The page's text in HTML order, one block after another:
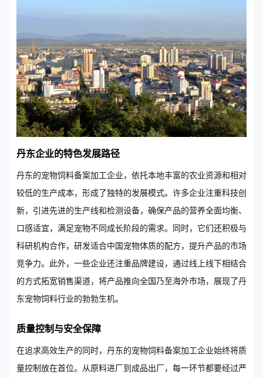
丹东企业的特色发展路径
丹东的宠物饲料备案加工企业，依托本地丰富的农业资源和相对
较低的生产成本，形成了独特的发展模式。许多企业注重科技创
新，引进先进的生产线和检测设备，确保产品的营养全面均衡、
口感适宜，满足宠物不同成长阶段的需求。同时，它们还积极与
科研机构合作，研发适合中国宠物体质的配方，提升产品的市场
竞争力。此外，一些企业还注重品牌建设，通过线上线下相结合
的方式拓宽销售渠道，将产品推向全国乃至海外市场，展现了丹
东宠物饲料行业的勃勃生机。
质量控制与安全保障
在追求高效生产的同时，丹东的宠物饲料备案加工企业始终将质
量控制放在首位。从原料进厂到成品出厂，每一环节都要经过严